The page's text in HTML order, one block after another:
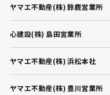
ヤマエ不動産(株) 浜松本社
ヤマエ不動産(株) 豊川営業所
ヤマエ不動産(株) 鈴鹿営業所
心建設(株) 島田営業所